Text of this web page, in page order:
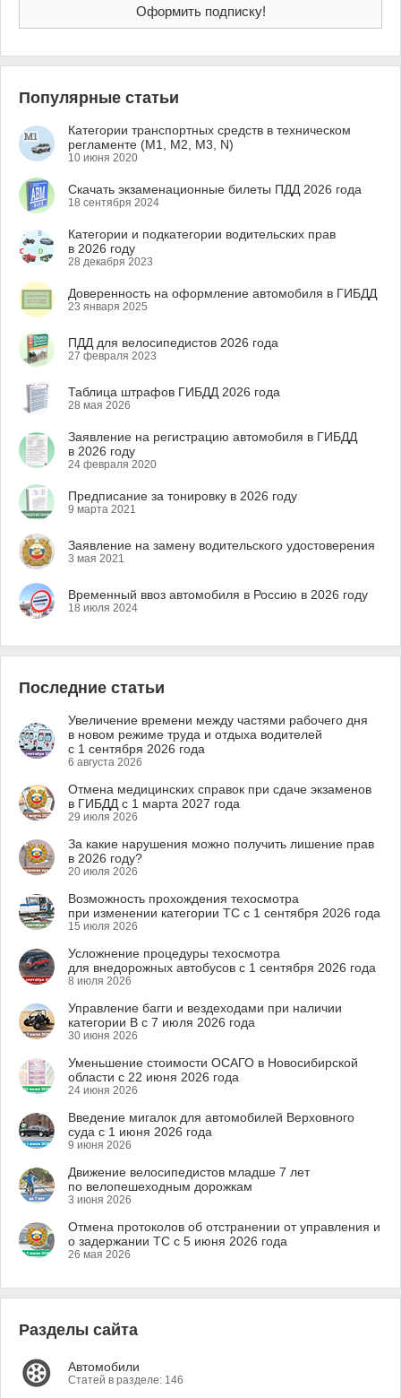
Популярные статьи
Категории транспортных средств в техническом
регламенте (M1, M2, M3, N)
10 июня 2020
Скачать экзаменационные билеты ПДД 2026 года
18 сентября 2024
Категории и подкатегории водительских прав
в 2026 году
28 декабря 2023
Доверенность на оформление автомобиля в ГИБДД
23 января 2025
ПДД для велосипедистов 2026 года
27 февраля 2023
Таблица штрафов ГИБДД 2026 года
28 мая 2026
Заявление на регистрацию автомобиля в ГИБДД
в 2026 году
24 февраля 2020
Предписание за тонировку в 2026 году
9 марта 2021
Заявление на замену водительского удостоверения
3 мая 2021
Временный ввоз автомобиля в Россию в 2026 году
18 июля 2024
Последние статьи
Увеличение времени между частями рабочего дня
в новом режиме труда и отдыха водителей
с 1 сентября 2026 года
6 августа 2026
Отмена медицинских справок при сдаче экзаменов
в ГИБДД с 1 марта 2027 года
29 июля 2026
За какие нарушения можно получить лишение прав
в 2026 году?
20 июля 2026
Возможность прохождения техосмотра
при изменении категории ТС с 1 сентября 2026 года
15 июля 2026
Усложнение процедуры техосмотра
для внедорожных автобусов с 1 сентября 2026 года
8 июля 2026
Управление багги и вездеходами при наличии
категории B с 7 июля 2026 года
30 июня 2026
Уменьшение стоимости ОСАГО в Новосибирской
области с 22 июня 2026 года
24 июня 2026
Введение мигалок для автомобилей Верховного
суда с 1 июня 2026 года
9 июня 2026
Движение велосипедистов младше 7 лет
по велопешеходным дорожкам
3 июня 2026
Отмена протоколов об отстранении от управления и
о задержании ТС с 5 июня 2026 года
26 мая 2026
Разделы сайта
Автомобили
Статей в разделе: 146